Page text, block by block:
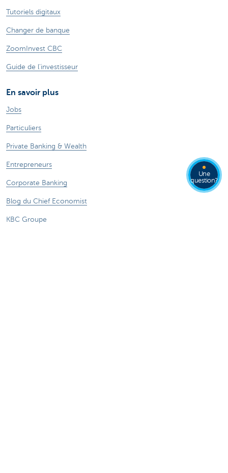
Tutoriels digitaux
Changer de banque
ZoomInvest CBC
Guide de l'investisseur
En savoir plus
Jobs
Particuliers
Private Banking & Wealth
Entrepreneurs
Corporate Banking
Blog du Chief Economist
KBC Groupe
Une
question?